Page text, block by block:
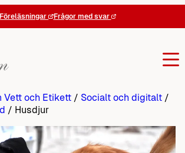
Föreläsningar Frågor med svar
Vett och Etikett / Socialt och digitalt /
/ Husdjur